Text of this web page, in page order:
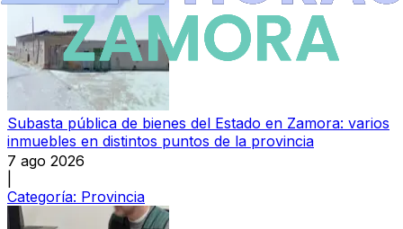
Subasta pública de bienes del Estado en Zamora: varios
inmuebles en distintos puntos de la provincia
7 ago 2026
Categoría: Provincia